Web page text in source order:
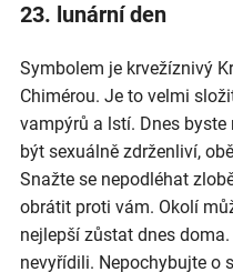
23. lunární den
Symbolem je krvežíznivý
Chimérou. Je to velmi
vampýrů a lstí. Dnes
být sexuálně zdrženliví,
Snažte se nepodléhat
obrátit proti vám. Okolí
nejlepší zůstat dnes
nevyřídili. Nepochybujte o